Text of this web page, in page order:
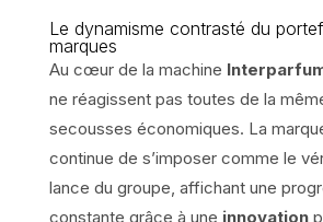
Le dynamisme contrasté du
marques
Au cœur de la machine
ne réagissent pas toutes de la
secousses économiques. La
continue de s’imposer comme le
lance du groupe, affichant une
constante grâce à une innovation